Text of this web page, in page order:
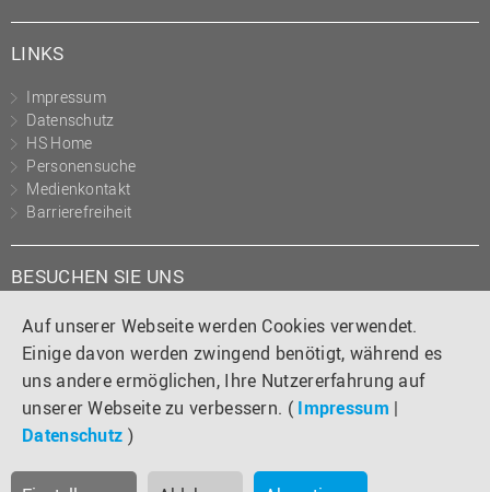
Auf unserer Webseite werden Cookies verwendet.
Einige davon werden zwingend benötigt, während es
uns andere ermöglichen, Ihre Nutzererfahrung auf
unserer Webseite zu verbessern. ( Impressum |
Datenschutz )
LINKS
Impressum
Datenschutz
HS Home
Personensuche
Medienkontakt
Barrierefreiheit
BESUCHEN SIE UNS
Instagram
TiktokLinkedIn
YouTube
Facebook